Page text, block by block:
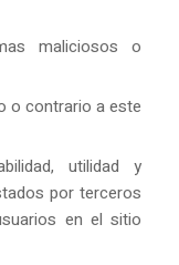
maliciosos o
o contrario a este
utilidad y
por terceros
en el sitio